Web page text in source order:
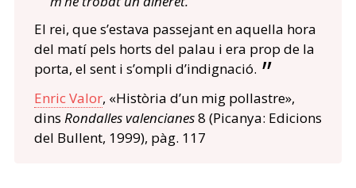
El rei, que s’estava passejant en aquella hora
del matí pels horts del palau i era prop de la
porta, el sent i s’ompli d’indignació.
Enric Valor, «Història d’un mig pollastre»,
dins Rondalles valencianes8 (Picanya: Edicions
del Bullent, 1999), pàg. 117